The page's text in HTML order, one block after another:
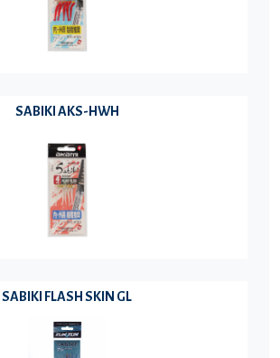
SABIKI AKS-HWH
SABIKI FLASH SKIN GL